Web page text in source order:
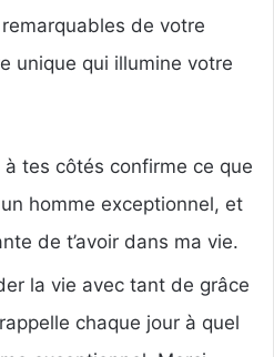
de votre
unique qui illumine votre
à tes côtés confirme ce que
homme exceptionnel, et
de t’avoir dans ma vie.
la vie avec tant de grâce
chaque jour à quel